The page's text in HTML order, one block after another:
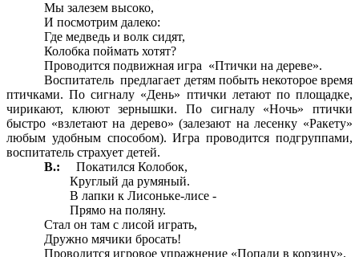
Мы залезем высоко,
И посмотрим далеко:
Где медведь и волк сидят,
Колобка поймать хотят?
Проводится подвижная игра «Птички на дереве».
Воспитатель предлагает детям побыть некоторое время
птичками. По сигналу «День» птички летают по площадке,
чирикают, клюют зернышки. По сигналу «Ночь» птички
быстро «взлетают на дерево» (залезают на лесенку «Ракету»
любым удобным способом). Игра проводится подгруппами,
воспитатель страхует детей.
В.: Покатился Колобок,
Круглый да румяный.
В лапки к Лисоньке-лисе -
Прямо на поляну.
Стал он там с лисой играть,
Дружно мячики бросать!
Проводится игровое упражнение «Попади в корзину».